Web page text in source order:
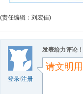
(责任编辑：刘宏佳)
登录/注册
发表给力评论